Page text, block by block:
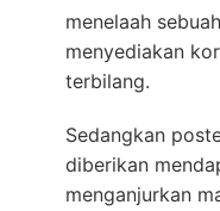
menelaah
menyediakan
terbilang.
Sedangkan
diberikan
menganjurkan